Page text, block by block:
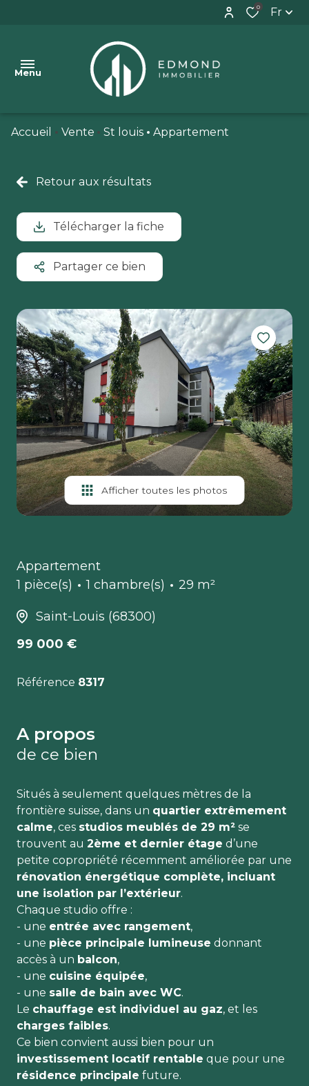
0 Fr
Menu
BIENS
ESTIMATION
CONTACT
Accueil Vente St louis Appartement
Retour aux résultats
Télécharger la fiche
Partager ce bien
Afficher toutes les photos
Appartement
1 pièce(s)
1 chambre(s) 29 m²
Saint-Louis (68300)
99 000 €
Référence 8317
A propos
de ce bien
Situés à seulement quelques mètres de la
frontière suisse, dans un quartier extrêmement
calme, ces studios meublés de 29 m² se
trouvent au 2ème et dernier étage d’une
petite copropriété récemment améliorée par une
rénovation énergétique complète, incluant
une isolation par l’extérieur.
Chaque studio offre :
- une entrée avec rangement,
- une pièce principale lumineuse donnant
accès à un balcon,
- une cuisine équipée,
- une salle de bain avec WC.
Le chauffage est individuel au gaz, et les
charges faibles.
Ce bien convient aussi bien pour un
investissement locatif rentable que pour une
résidence principale future.